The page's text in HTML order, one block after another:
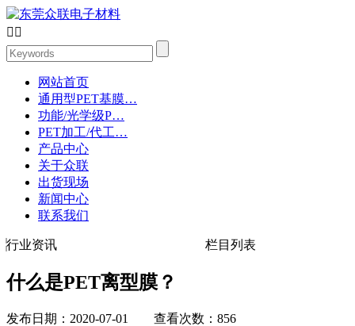
 
网站首页
通用型PET基膜…
功能/光学级P…
PET加工/代工…
产品中心
关于众联
出货现场
新闻中心
联系我们
行业资讯 栏目列表
什么是PET离型膜？
发布日期：2020-07-01 查看次数：856